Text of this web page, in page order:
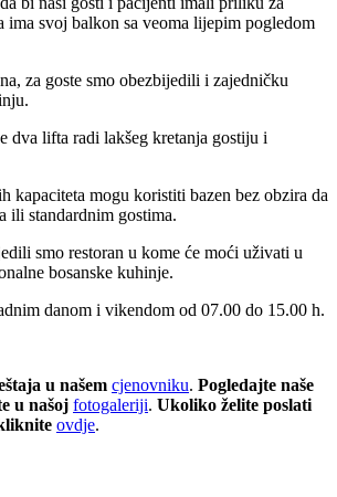
ima svoj balkon sa veoma lijepim pogledom
za goste smo obezbijedili i zajedničku
dva lifta radi lakšeg kretanja gostiju i
kapaciteta mogu koristiti bazen bez obzira da
ili standardnim gostima.
smo restoran u kome će moći uživati u
bosanske kuhinje.
danom i vikendom od 07.00 do 15.00 h.
u našem cjenovniku. Pogledajte naše
u našoj fotogaleriji. Ukoliko želite poslati
ovdje.